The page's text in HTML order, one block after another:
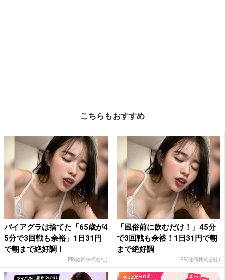
こちらもおすすめ
バイアグラは捨てた「65歳が4
5分で3回戦も余裕」1日31円
で朝まで絶好調！
PR(健商株式会社)
「風俗前に飲むだけ！」45分
で3回戦も余裕！1日31円で朝
まで絶好調
PR(健商株式会社)